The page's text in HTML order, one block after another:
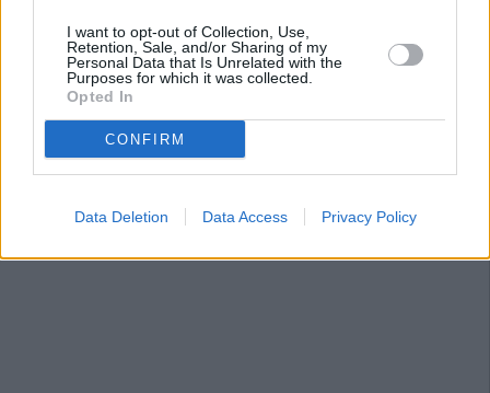
I want to opt-out of Collection, Use,
Retention, Sale, and/or Sharing of my
Personal Data that Is Unrelated with the
Purposes for which it was collected.
Opted In
CONFIRM
Data Deletion Data Access Privacy Policy